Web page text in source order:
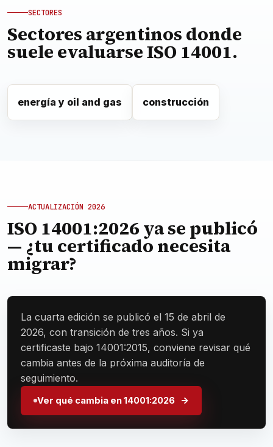
SECTORES
Sectores argentinos donde
suele evaluarse ISO 14001.
energía y oil and gas construcción
ACTUALIZACIÓN 2026
ISO 14001:2026 ya se publicó
— ¿tu certificado necesita
migrar?
La cuarta edición se publicó el 15 de abril de
2026, con transición de tres años. Si ya
certificaste bajo 14001:2015, conviene revisar qué
cambia antes de la próxima auditoría de
seguimiento.
Ver qué cambia en 14001:2026